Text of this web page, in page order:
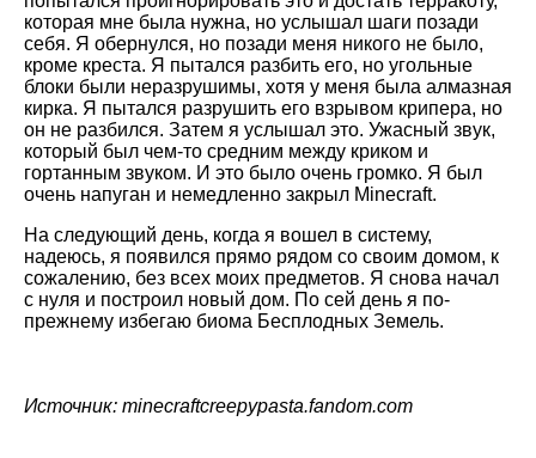
которая мне была нужна, но услышал шаги позади
себя. Я обернулся, но позади меня никого не было,
кроме креста. Я пытался разбить его, но угольные
блоки были неразрушимы, хотя у меня была алмазная
кирка. Я пытался разрушить его взрывом крипера, но
он не разбился. Затем я услышал это. Ужасный звук,
который был чем-то средним между криком и
гортанным звуком. И это было очень громко. Я был
очень напуган и немедленно закрыл Minecraft.
На следующий день, когда я вошел в систему,
надеюсь, я появился прямо рядом со своим домом, к
сожалению, без всех моих предметов. Я снова начал
с нуля и построил новый дом. По сей день я по-
прежнему избегаю биома Бесплодных Земель.
Источник: minecraftcreepypasta.fandom.com